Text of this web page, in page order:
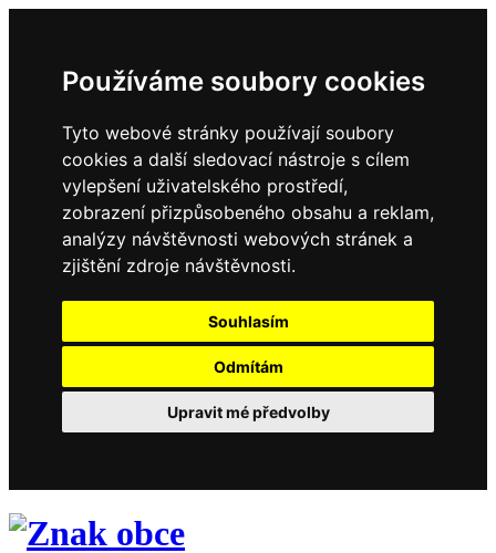
Používáme soubory cookies
Tyto webové stránky používají soubory
cookies a další sledovací nástroje s cílem
vylepšení uživatelského prostředí,
zobrazení přizpůsobeného obsahu a reklam,
analýzy návštěvnosti webových stránek a
zjištění zdroje návštěvnosti.
Souhlasím
Odmítám
Upravit mé předvolby